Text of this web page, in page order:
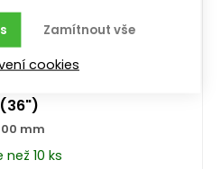
(36")
mm
než 10 ks
Zamítnout vše
cookies